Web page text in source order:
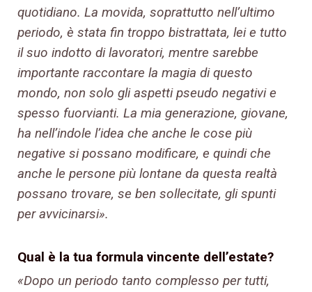
quotidiano. La movida, soprattutto nell’ultimo
periodo, è stata fin troppo bistrattata, lei e tutto
il suo indotto di lavoratori, mentre sarebbe
importante raccontare la magia di questo
mondo, non solo gli aspetti pseudo negativi e
spesso fuorvianti. La mia generazione, giovane,
ha nell’indole l’idea che anche le cose più
negative si possano modificare, e quindi che
anche le persone più lontane da questa realtà
possano trovare, se ben sollecitate, gli spunti
per avvicinarsi».
Qual è la tua formula vincente dell’estate?
«Dopo un periodo tanto complesso per tutti,